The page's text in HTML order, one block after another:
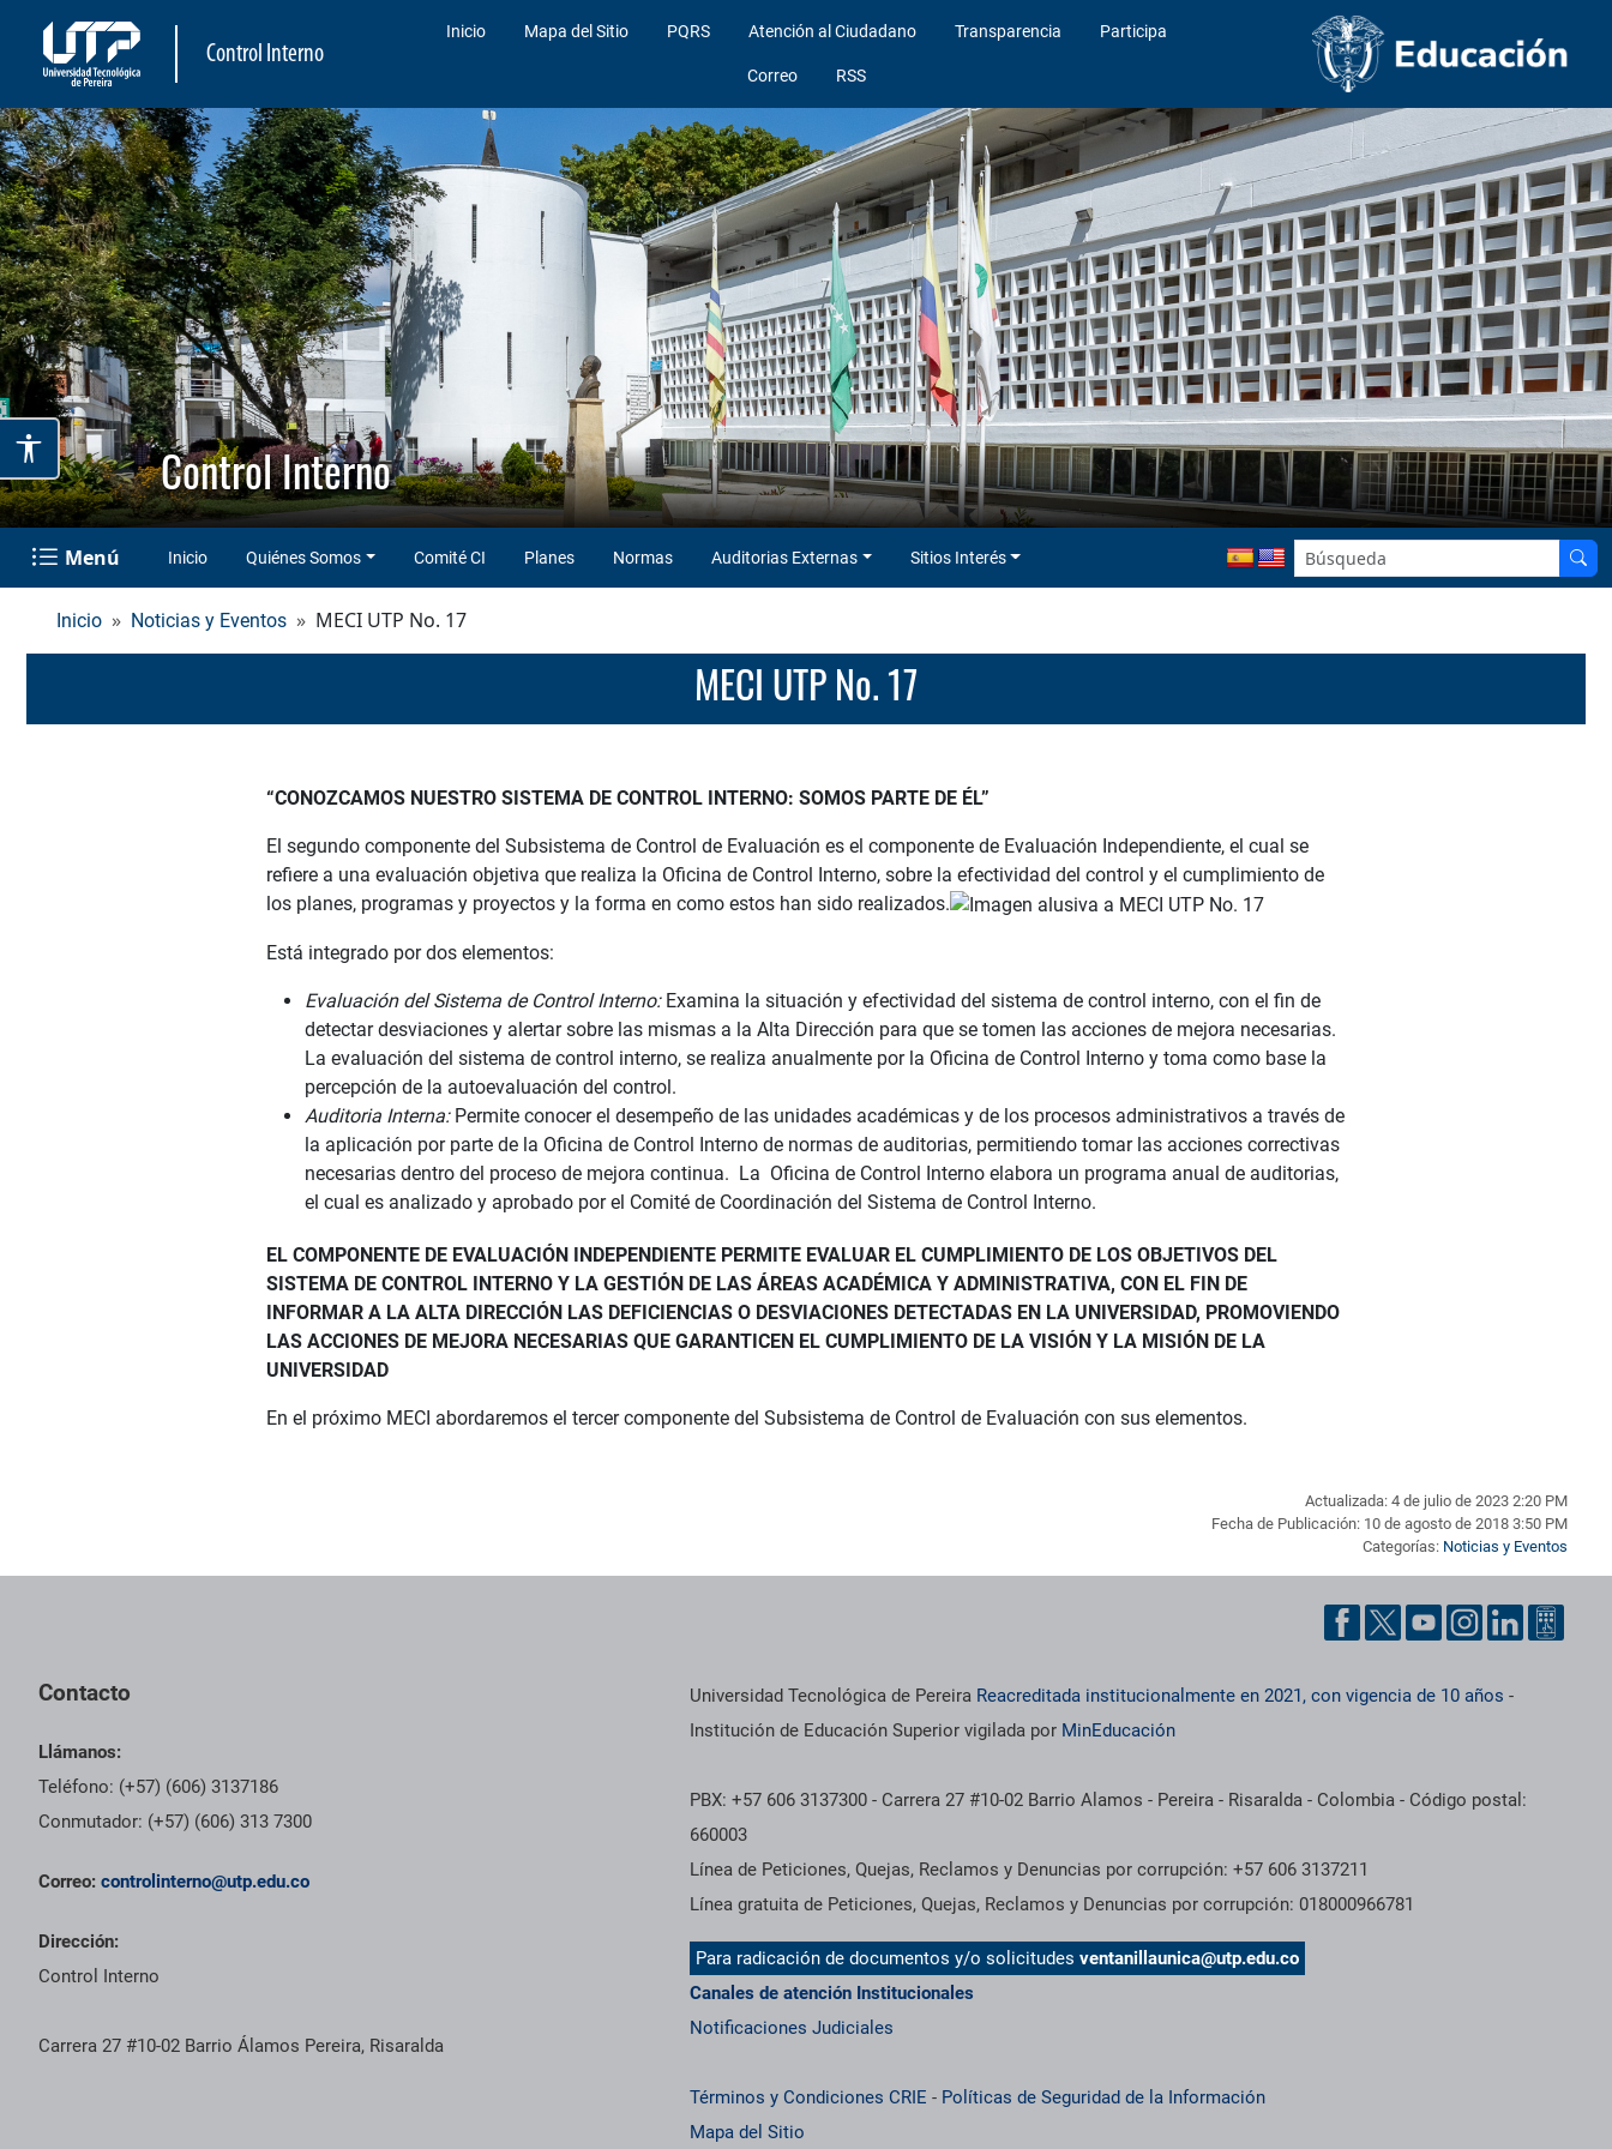
Control Interno
Inicio Mapa del Sitio PQRS Atención al Ciudadano Transparencia Participa
Correo RSS
Control Interno
Menú Inicio Quiénes Somos Comité CI Planes Normas Auditorias Externas Sitios Interés
Inicio Noticias y Eventos MECI UTP No. 17
MECI UTP No. 17
“CONOZCAMOS NUESTRO SISTEMA DE CONTROL INTERNO: SOMOS PARTE DE ÉL”
El segundo componente del Subsistema de Control de Evaluación es el componente de Evaluación Independiente, el cual se
refiere a una evaluación objetiva que realiza la Oficina de Control Interno, sobre la efectividad del control y el cumplimiento de
los planes, programas y proyectos y la forma en como estos han sido realizados.
Está integrado por dos elementos:
Evaluación del Sistema de Control Interno:Examina la situación y efectividad del sistema de control interno, con el fin de
detectar desviaciones y alertar sobre las mismas a la Alta Dirección para que se tomen las acciones de mejora necesarias.
La evaluación del sistema de control interno, se realiza anualmente por la Oficina de Control Interno y toma como base la
percepción de la autoevaluación del control.
Auditoria Interna:Permite conocer el desempeño de las unidades académicas y de los procesos administrativos a través de
la aplicación por parte de la Oficina de Control Interno de normas de auditorias, permitiendo tomar las acciones correctivas
necesarias dentro del proceso de mejora continua. La Oficina de Control Interno elabora un programa anual de auditorias,
el cual es analizado y aprobado por el Comité de Coordinación del Sistema de Control Interno.
EL COMPONENTE DE EVALUACIÓN INDEPENDIENTE PERMITE EVALUAR EL CUMPLIMIENTO DE LOS OBJETIVOS DEL
SISTEMA DE CONTROL INTERNO Y LA GESTIÓN DE LAS ÁREAS ACADÉMICA Y ADMINISTRATIVA, CON EL FIN DE
INFORMAR A LA ALTA DIRECCIÓN LAS DEFICIENCIAS O DESVIACIONES DETECTADAS EN LA UNIVERSIDAD, PROMOVIENDO
LAS ACCIONES DE MEJORA NECESARIAS QUE GARANTICEN EL CUMPLIMIENTO DE LA VISIÓN Y LA MISIÓN DE LA
UNIVERSIDAD
En el próximo MECI abordaremos el tercer componente del Subsistema de Control de Evaluación con sus elementos.
Actualizada: 4 de julio de 2023 2:20 PM
Fecha de Publicación: 10 de agosto de 2018 3:50 PM
Categorías: Noticias y Eventos
Contacto
Llámanos:
Teléfono: (+57) (606) 3137186
Conmutador: (+57) (606) 313 7300
Correo: controlinterno@utp.edu.co
Dirección:
Control Interno
Carrera 27 #10-02 Barrio Álamos Pereira, Risaralda
Información institucional
Universidad Tecnológica de Pereira Reacreditada institucionalmente en 2021, con vigencia de 10 años -
Institución de Educación Superior vigilada por MinEducación
PBX: +57 606 3137300 - Carrera 27 #10-02 Barrio Alamos - Pereira - Risaralda - Colombia - Código postal:
660003
Línea de Peticiones, Quejas, Reclamos y Denuncias por corrupción: +57 606 3137211
Línea gratuita de Peticiones, Quejas, Reclamos y Denuncias por corrupción: 018000966781
Para radicación de documentos y/o solicitudesventanillaunica@utp.edu.co
Canales de atención Institucionales
Notificaciones Judiciales
Términos y Condiciones CRIE - Políticas de Seguridad de la Información
Mapa del Sitio